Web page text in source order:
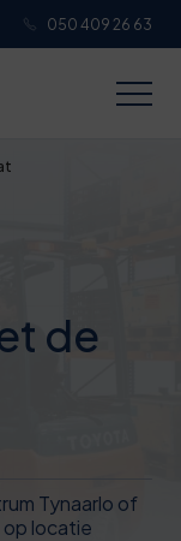
050 409 26 63
de
Tynaarlo of
op locatie